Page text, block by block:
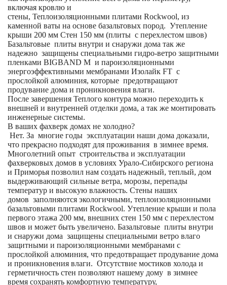
включая кровлю и
стены, Теплоизоляционными плитами Rockwool, из
каменной ваты на основе базальтовых пород. Утепление
крыши 200 мм Стен 150 мм (плиты с перехлестом швов)
Базальтовые плиты внутри и снаружи дома так же
надежно защищены специальными гидро-ветро защитными
пленками BIGBAND M и пароизоляционными
энергоэффективными мембранами Изолайк FT с
прослойкой алюминия, которые предотвращают
продувание дома и проникновения влаги.
После завершения Теплого контура можно переходить к
внешней и внутренней отделки дома, а так же монтировать
инженерные системы.
В ваших фахверк домах не холодно?
Нет. За многие годы эксплуатации наши дома доказали,
что прекрасно подходят для проживания в зимнее время.
Многолетний опыт строительства и эксплуатации
фахверковых домов в условиях Урало-Сибирского региона
и Приморья позволил нам создать надежный, теплый, дом
выдерживающий сильные ветра, морозы, перепады
температур и высокую влажность. Стены наших
домов заполняются экологичными, теплоизоляционными
базальтовыми плитами Rockwool. Утепление крыши и пола
первого этажа 200 мм, внешних стен 150 мм с перехлестом
швов и может быть увеличено. Базальтовые плиты внутри
и снаружи дома защищены специальными ветро влаго
защитными и пароизоляционными мембранами с
прослойкой алюминия, что предотвращает продувание дома
и проникновения влаги. Отсутствие мостиков холода и
герметичность стен позволяют нашему дому в зимнее
время сохранять комфортную температуру,